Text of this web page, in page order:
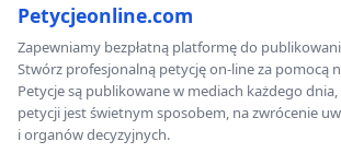
Petycjeonline.com
Zapewniamy bezpłatną platformę do
Stwórz profesjonalną petycję on-line za pomocą
Petycje są publikowane w mediach każdego
petycji jest świetnym sposobem, na zwrócenie
i organów decyzyjnych.